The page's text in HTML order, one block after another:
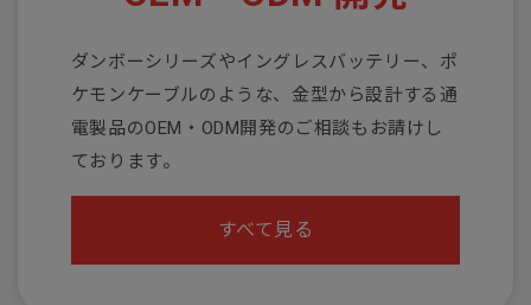
ダンボーシリーズやイングレスバッテリー、ポ
ケモンケーブルのような、金型から設計する通
電製品のOEM・ODM開発のご相談もお請けし
ております。
すべて見る